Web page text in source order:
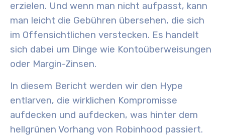
erzielen. Und wenn man nicht aufpasst, kann
man leicht die Gebühren übersehen, die sich
im Offensichtlichen verstecken. Es handelt
sich dabei um Dinge wie Kontoüberweisungen
oder Margin-Zinsen.
In diesem Bericht werden wir den Hype
entlarven, die wirklichen Kompromisse
aufdecken und aufdecken, was hinter dem
hellgrünen Vorhang von Robinhood passiert.